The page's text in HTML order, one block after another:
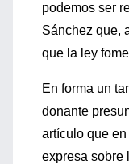
podemos ser
Sánchez que,
que la ley
En forma un
donante
artículo que
expresa sobre